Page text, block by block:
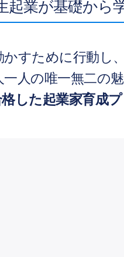
業が基礎から
すために行動し、
人の唯一無二の魅
した起業家育成プ